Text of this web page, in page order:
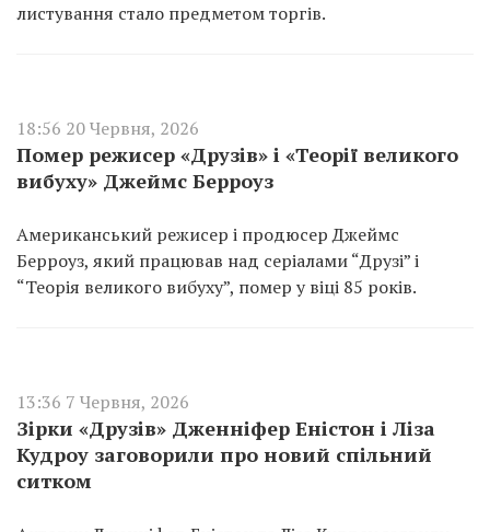
листування стало предметом торгів.
18:56 20 Червня, 2026
Помер режисер «Друзів» і «Теорії великого
вибуху» Джеймс Берроуз
Американський режисер і продюсер Джеймс
Берроуз, який працював над серіалами “Друзі” і
“Теорія великого вибуху”, помер у віці 85 років.
13:36 7 Червня, 2026
Зірки «Друзів» Дженніфер Еністон і Ліза
Кудроу заговорили про новий спільний
ситком